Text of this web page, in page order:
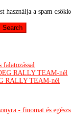
használja a spam
RALLY TEAM-nél
- finomat és